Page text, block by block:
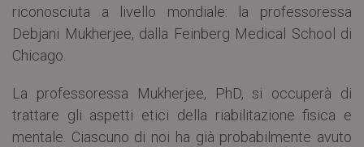
riconosciuta a livello mondiale: la professoressa
Debjani Mukherjee, dalla Feinberg Medical School di
Chicago.
La professoressa Mukherjee, PhD, si occuperà di
trattare gli aspetti etici della riabilitazione fisica e
mentale. Ciascuno di noi ha già probabilmente avuto